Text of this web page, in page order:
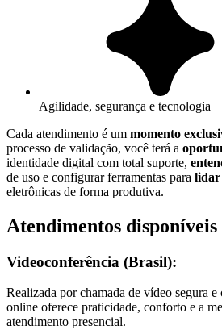
Agilidade, segurança e tecnologia
Cada atendimento é um momento
processo de validação, você terá a
identidade digital com total suporte,
de uso e configurar ferramentas para lidar
eletrônicas de forma produtiva.
Atendimentos disponíveis
Videoconferência (Brasil):
Realizada por chamada de vídeo segura
online oferece praticidade, conforto e a
atendimento presencial.